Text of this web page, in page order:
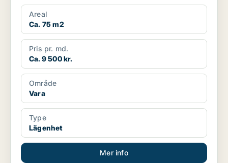
Areal
Ca. 75 m2
Pris pr. md.
Ca. 9 500 kr.
Område
Vara
Type
Lägenhet
Mer info